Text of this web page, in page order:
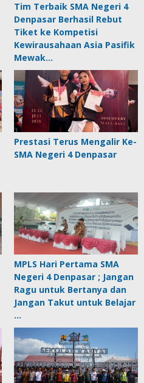
Tim Terbaik SMA Negeri 4
Denpasar Berhasil Rebut
Tiket ke Kompetisi
Kewirausahaan Asia Pasifik
Mewak…
Prestasi Terus Mengalir Ke-
SMA Negeri 4 Denpasar
MPLS Hari Pertama SMA
Negeri 4 Denpasar ; Jangan
Ragu untuk Bertanya dan
Jangan Takut untuk Belajar
…